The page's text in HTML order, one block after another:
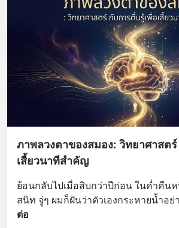
ภาพลวงตาของสมอง: วิทยาศาสต
เสี้ยวนาทีสำคัญ
ย้อนกลับไปเมื่อสิบกว่าปีก่อน ในค่ำคืน
สนิท จู่ๆ ผมก็ฝันว่าตัวเองกระหายน้ำอย่
ต่อ